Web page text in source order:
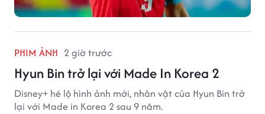
PHIM ẢNH 2 giờ trước
Hyun Bin trở lại với Made In Korea 2
Disney+ hé lộ hình ảnh mới, nhân vật của Hyun Bin trở
lại với Made in Korea 2 sau 9 năm.